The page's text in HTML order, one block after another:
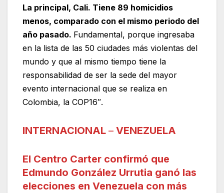
La principal, Cali. Tiene 89 homicidios
menos, comparado con el mismo periodo del
año pasado. Fundamental, porque ingresaba
en la lista de las 50 ciudades más violentas del
mundo y que al mismo tiempo tiene la
responsabilidad de ser la sede del mayor
evento internacional que se realiza en
Colombia, la COP16″.
INTERNACIONAL – VENEZUELA
El Centro Carter confirmó que
Edmundo González Urrutia ganó las
elecciones en Venezuela con más